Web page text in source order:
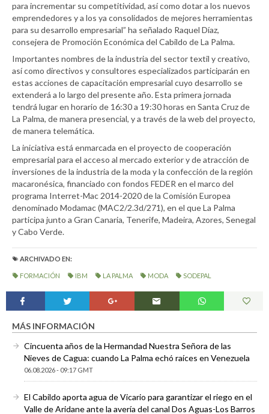
para incrementar su competitividad, así como dotar a los nuevos
emprendedores y a los ya consolidados de mejores herramientas
para su desarrollo empresarial” ha señalado Raquel Díaz,
consejera de Promoción Económica del Cabildo de La Palma.
Importantes nombres de la industria del sector textil y creativo,
así como directivos y consultores especializados participarán en
estas acciones de capacitación empresarial cuyo desarrollo se
extenderá a lo largo del presente año. Esta primera jornada
tendrá lugar en horario de 16:30 a 19:30 horas en Santa Cruz de
La Palma, de manera presencial, y a través de la web del proyecto,
de manera telemática.
La iniciativa está enmarcada en el proyecto de cooperación
empresarial para el acceso al mercado exterior y de atracción de
inversiones de la industria de la moda y la confección de la región
macaronésica, financiado con fondos FEDER en el marco del
programa Interret-Mac 2014-2020 de la Comisión Europea
denominado Modamac (MAC2/2.3d/271), en el que La Palma
participa junto a Gran Canaria, Tenerife, Madeira, Azores, Senegal
y Cabo Verde.
ARCHIVADO EN:
FORMACIÓN IBM LA PALMA MODA SODEPAL
MÁS INFORMACIÓN
Cincuenta años de la Hermandad Nuestra Señora de las
Nieves de Cagua: cuando La Palma echó raíces en Venezuela
06.08.2026 - 09:17 GMT
El Cabildo aporta agua de Vicario para garantizar el riego en el
Valle de Aridane ante la avería del canal Dos Aguas-Los Barros